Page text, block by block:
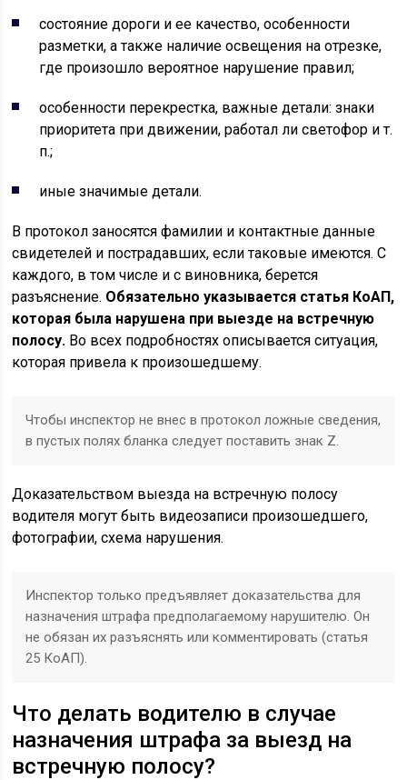
состояние дороги и ее качество, особенности
разметки, а также наличие освещения на отрезке,
где произошло вероятное нарушение правил;
особенности перекрестка, важные детали: знаки
приоритета при движении, работал ли светофор и т.
п.;
иные значимые детали.
В протокол заносятся фамилии и контактные данные
свидетелей и пострадавших, если таковые имеются. С
каждого, в том числе и с виновника, берется
разъяснение. Обязательно указывается статья КоАП,
которая была нарушена при выезде на встречную
полосу. Во всех подробностях описывается ситуация,
которая привела к произошедшему.
Чтобы инспектор не внес в протокол ложные сведения,
в пустых полях бланка следует поставить знак Z.
Доказательством выезда на встречную полосу
водителя могут быть видеозаписи произошедшего,
фотографии, схема нарушения.
Инспектор только предъявляет доказательства для
назначения штрафа предполагаемому нарушителю. Он
не обязан их разъяснять или комментировать (статья
25 КоАП).
Что делать водителю в случае
назначения штрафа за выезд на
встречную полосу?